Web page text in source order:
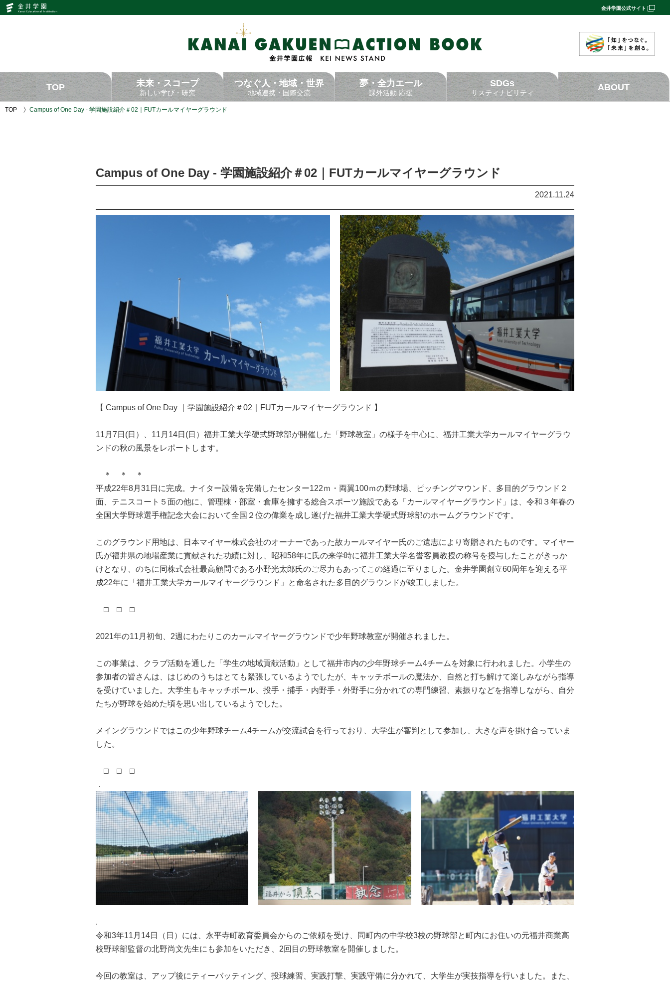
Campus
紹
介
＃
02
｜
金井学園公式サイト
TOP 未来・スコープ
新しい学び・研究
つなぐ人・地域・世界
地域連携・国際交流
夢・全力エール
課外活動 応援
SDGs
サスティナビリティ
ABOUT
TOP Campus of One Day - 学園施設紹介＃02｜FUTカールマイヤーグラウンド
Campus of One Day - 学園施設紹介＃02｜FUTカールマイヤーグラウンド
2021.11.24
【 Campus of One Day ｜学園施設紹介＃02｜FUTカールマイヤーグラウンド 】
11月7日(日）、11月14日(日）福井工業大学硬式野球部が開催した「野球教室」の様子を中心に、福井工業大学カールマイヤーグラウ
ンドの秋の風景をレポートします。
＊ ＊ ＊
平成22年8月31日に完成。ナイター設備を完備したセンター122ｍ・両翼100ｍの野球場、ピッチングマウンド、多目的グラウンド２
面、テニスコート５面の他に、管理棟・部室・倉庫を擁する総合スポーツ施設である「カールマイヤーグラウンド」は、令和３年春の
全国大学野球選手権記念大会において全国２位の偉業を成し遂げた福井工業大学硬式野球部のホームグラウンドです。
このグラウンド用地は、日本マイヤー株式会社のオーナーであった故カールマイヤー氏のご遺志により寄贈されたものです。マイヤー
氏が福井県の地場産業に貢献された功績に対し、昭和58年に氏の来学時に福井工業大学名誉客員教授の称号を授与したことがきっか
けとなり、のちに同株式会社最高顧問である小野光太郎氏のご尽力もあってこの経過に至りました。金井学園創立60周年を迎える平
成22年に「福井工業大学カールマイヤーグラウンド」と命名された多目的グラウンドが竣工しました。
□ □ □
2021年の11月初旬、2週にわたりこのカールマイヤーグラウンドで少年野球教室が開催されました。
この事業は、クラブ活動を通した「学生の地域貢献活動」として福井市内の少年野球チーム4チームを対象に行われました。小学生の
参加者の皆さんは、はじめのうちはとても緊張しているようでしたが、キャッチボールの魔法か、自然と打ち解けて楽しみながら指導
を受けていました。大学生もキャッチボール、投手・捕手・内野手・外野手に分かれての専門練習、素振りなどを指導しながら、自分
たちが野球を始めた頃を思い出しているようでした。
メイングラウンドではこの少年野球チーム4チームが交流試合を行っており、大学生が審判として参加し、大きな声を掛け合っていま
した。
□ □ □
．
.
令和3年11月14日（日）には、永平寺町教育委員会からのご依頼を受け、同町内の中学校3校の野球部と町内にお住いの元福井商業高
校野球部監督の北野尚文先生にも参加をいただき、2回目の野球教室を開催しました。
今回の教室は、アップ後にティーバッティング、投球練習、実践打撃、実践守備に分かれて、大学生が実技指導を行いました。また、